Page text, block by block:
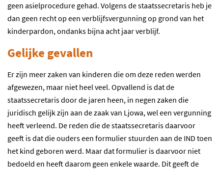
geen asielprocedure gehad. Volgens de staatssecretaris heb je
dan geen recht op een verblijfsvergunning op grond van het
kinderpardon, ondanks bijna acht jaar verblijf.
Gelijke gevallen
Er zijn meer zaken van kinderen die om deze reden werden
afgewezen, maar niet heel veel. Opvallend is dat de
staatssecretaris door de jaren heen, in negen zaken die
juridisch gelijk zijn aan de zaak van Ljowa, wel een vergunning
heeft verleend. De reden die de staatssecretaris daarvoor
geeft is dat die ouders een formulier stuurden aan de IND toen
het kind geboren werd. Maar dat formulier is daarvoor niet
bedoeld en heeft daarom geen enkele waarde. Dit geeft de